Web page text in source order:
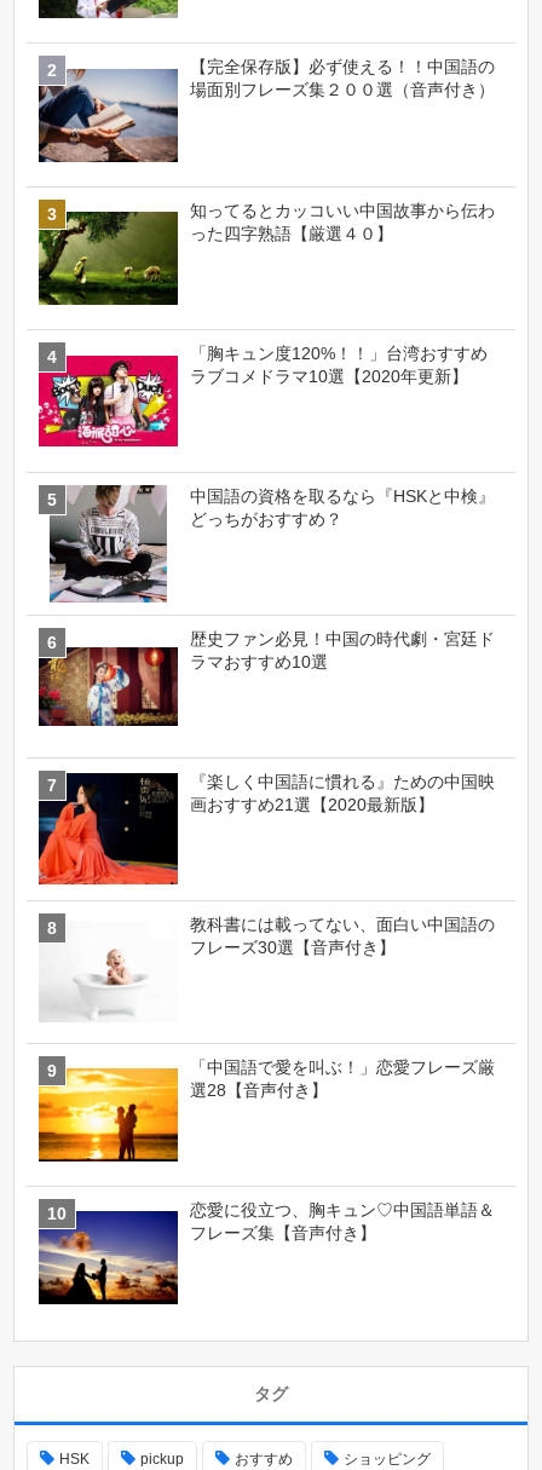
【完全保存版】必ず使える！！中国語の
場面別フレーズ集２００選（音声付き）
知ってるとカッコいい中国故事から伝わ
った四字熟語【厳選４０】
「胸キュン度120%！！」台湾おすすめ
ラブコメドラマ10選【2020年更新】
中国語の資格を取るなら『HSKと中検』
どっちがおすすめ？
歴史ファン必見！中国の時代劇・宮廷ド
ラマおすすめ10選
『楽しく中国語に慣れる』ための中国映
画おすすめ21選【2020最新版】
教科書には載ってない、面白い中国語の
フレーズ30選【音声付き】
「中国語で愛を叫ぶ！」恋愛フレーズ厳
選28【音声付き】
恋愛に役立つ、胸キュン♡中国語単語＆
フレーズ集【音声付き】
タグ
HSK pickup おすすめ ショッピング